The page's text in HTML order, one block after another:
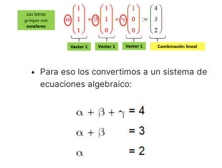
Para eso los convertimos a un sistema de
ecuaciones algebraico: